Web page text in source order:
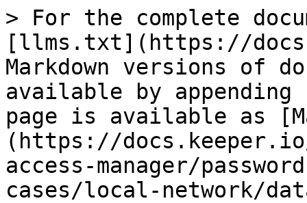
> For the complete
[llms.txt](https://
Markdown versions of
available by
page is available as
(https://
access-manager/
cases/local-network/